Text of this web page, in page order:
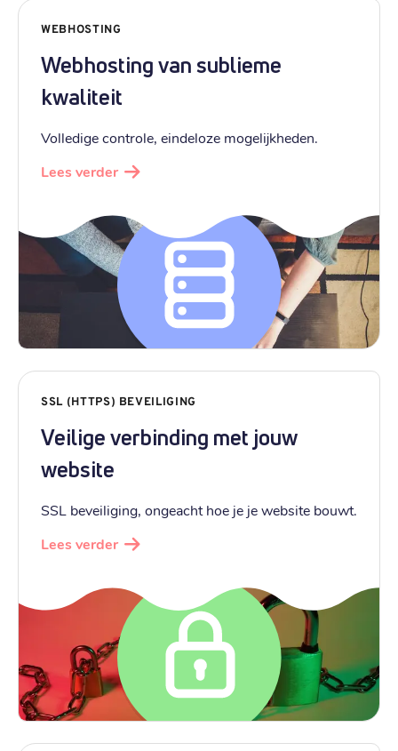
WEBHOSTING
Webhosting van sublieme
kwaliteit
Volledige controle, eindeloze mogelijkheden.
Lees verder
SSL (HTTPS) BEVEILIGING
Veilige verbinding met jouw
website
SSL beveiliging, ongeacht hoe je je website bouwt.
Lees verder